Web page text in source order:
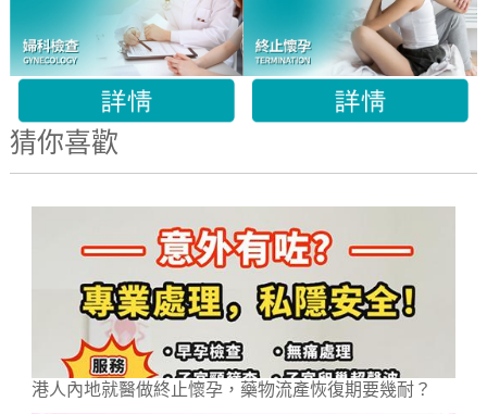
猜你喜歡
港人內地就醫做終止懷孕，藥物流產恢復期要幾耐？